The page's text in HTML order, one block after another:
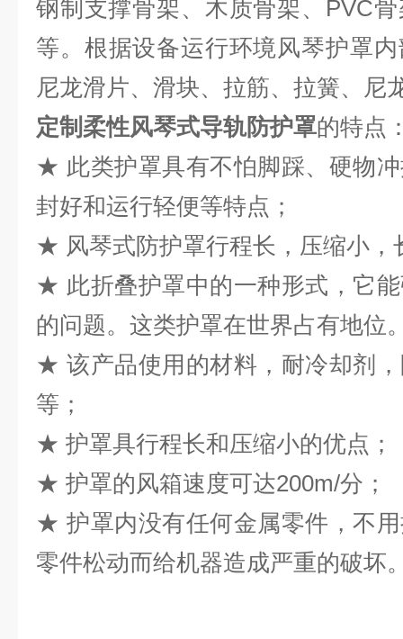
钢制支撑骨架、木质骨架、PVC
等。根据设备运行环境风琴护罩
尼龙滑片、滑块、拉筋、拉簧、尼
定制柔性风琴式导轨防护罩的特点
★ 此类护罩具有不怕脚踩、硬物
封好和运行轻便等特点；
★ 风琴式防护罩行程长，压缩小，
★ 此折叠护罩中的一种形式，它
的问题。这类护罩在世界占有地位
★ 该产品使用的材料，耐冷却剂
等；
★ 护罩具行程长和压缩小的优点；
★ 护罩的风箱速度可达200m/分；
★ 护罩内没有任何金属零件，不
零件松动而给机器造成严重的破坏